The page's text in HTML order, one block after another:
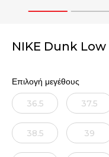
1 2
NIKE Dunk Low
Επιλογή μεγέθους
36.5 37.5
38.5 39